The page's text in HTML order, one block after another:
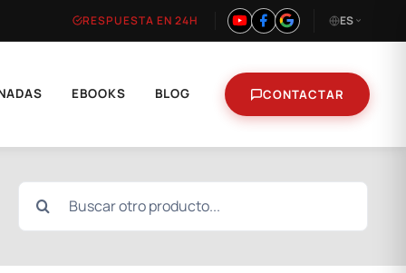
RESPUESTA EN 24H ES
EBOOKS BLOG CONTACTAR
Buscar: